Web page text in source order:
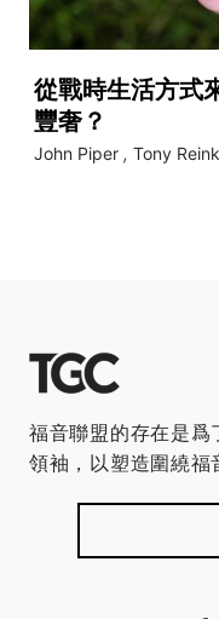
從戰時生活方式
豐奢？
John Piper , Tony
福音聯盟的存在是爲
領袖，以塑造圍繞福